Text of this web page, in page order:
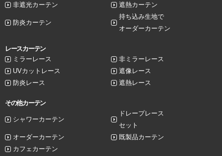
非遮光カーテン
遮熱カーテン
防炎カーテン
持ち込み生地で
オーダーカーテン
レースカーテン
ミラーレース
非ミラーレース
UVカットレース
遮像レース
防炎レース
遮熱レース
その他カーテン
シャワーカーテン
ドレープレース
セット
オーダーカーテン
既製品カーテン
カフェカーテン